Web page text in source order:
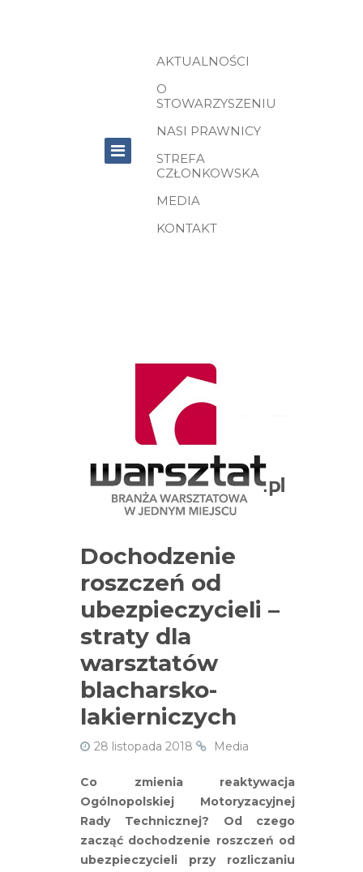
AKTUALNOŚCI
O
STOWARZYSZENIU
NASI PRAWNICY
STREFA
CZŁONKOWSKA
MEDIA
KONTAKT
Dochodzenie
roszczeń od
ubezpieczycieli –
straty dla
warsztatów
blacharsko-
lakierniczych
28 listopada 2018 Media
Co zmienia reaktywacja
Ogólnopolskiej Motoryzacyjnej
Rady Technicznej? Od czego
zacząć dochodzenie roszczeń od
ubezpieczycieli przy rozliczaniu